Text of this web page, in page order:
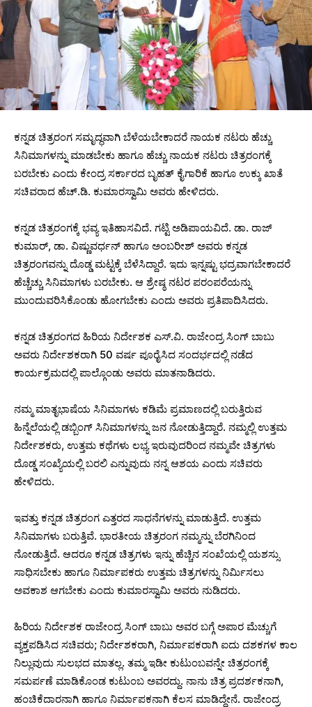
ಕನ್ನಡ ಚಿತ್ರರಂಗ ಸಮೃದ್ಧವಾಗಿ ಬೆಳೆಯಬೇಕಾದರೆ ನಾಯಕ ನಟರು ಹೆಚ್ಚು
ಸಿನಿಮಾಗಳನ್ನು ಮಾಡಬೇಕು ಹಾಗೂ ಹೆಚ್ಚು ನಾಯಕ ನಟರು ಚಿತ್ರರಂಗಕ್ಕೆ
ಬರಬೇಕು ಎಂದು ಕೇಂದ್ರ ಸರ್ಕಾರದ ಬೃಹತ್ ಕೈಗಾರಿಕೆ ಹಾಗೂ ಉಕ್ಕು ಖಾತೆ
ಸಚಿವರಾದ ಹೆಚ್.ಡಿ. ಕುಮಾರಸ್ವಾಮಿ ಅವರು ಹೇಳಿದರು.
ಕನ್ನಡ ಚಿತ್ರರಂಗಕ್ಕೆ ಭವ್ಯ ಇತಿಹಾಸವಿದೆ. ಗಟ್ಟಿ ಅಡಿಪಾಯವಿದೆ. ಡಾ. ರಾಜ್
ಕುಮಾರ್, ಡಾ. ವಿಷ್ಣುವರ್ಧನ್ ಹಾಗೂ ಅಂಬರೀಶ್ ಅವರು ಕನ್ನಡ
ಚಿತ್ರರಂಗವನ್ನು ದೊಡ್ಡ ಮಟ್ಟಕ್ಕೆ ಬೆಳೆಸಿದ್ದಾರೆ. ಇದು ಇನ್ನಷ್ಟು ಭದ್ರವಾಗಬೇಕಾದರೆ
ಹೆಚ್ಚೆಚ್ಚು ಸಿನಿಮಾಗಳು ಬರಬೇಕು. ಆ ಶ್ರೇಷ್ಠ ನಟರ ಪರಂಪರೆಯನ್ನು
ಮುಂದುವರಿಸಿಕೊಂಡು ಹೋಗಬೇಕು ಎಂದು ಅವರು ಪ್ರತಿಪಾದಿಸಿದರು.
ಕನ್ನಡ ಚಿತ್ರರಂಗದ ಹಿರಿಯ ನಿರ್ದೇಶಕ ಎಸ್.ವಿ. ರಾಜೇಂದ್ರ ಸಿಂಗ್ ಬಾಬು
ಅವರು ನಿರ್ದೇಶಕರಾಗಿ 50 ವರ್ಷ ಪೂರೈಸಿದ ಸಂದರ್ಭದಲ್ಲಿ ನಡೆದ
ಕಾರ್ಯಕ್ರಮದಲ್ಲಿ ಪಾಲ್ಗೊಂಡು ಅವರು ಮಾತನಾಡಿದರು.
ನಮ್ಮ ಮಾತೃಭಾಷೆಯ ಸಿನಿಮಾಗಳು ಕಡಿಮೆ ಪ್ರಮಾಣದಲ್ಲಿ ಬರುತ್ತಿರುವ
ಹಿನ್ನೆಲೆಯಲ್ಲಿ ಡಬ್ಬಿಂಗ್ ಸಿನಿಮಾಗಳನ್ನು ಜನ ನೋಡುತ್ತಿದ್ದಾರೆ. ನಮ್ಮಲ್ಲಿ ಉತ್ತಮ
ನಿರ್ದೇಶಕರು, ಉತ್ತಮ ಕಥೆಗಳು ಲಭ್ಯ ಇರುವುದರಿಂದ ನಮ್ಮವೇ ಚಿತ್ರಗಳು
ದೊಡ್ಡ ಸಂಖ್ಯೆಯಲ್ಲಿ ಬರಲಿ ಎನ್ನುವುದು ನನ್ನ ಆಶಯ ಎಂದು ಸಚಿವರು
ಹೇಳಿದರು.
ಇವತ್ತು ಕನ್ನಡ ಚಿತ್ರರಂಗ ಎತ್ತರದ ಸಾಧನೆಗಳನ್ನು ಮಾಡುತ್ತಿದೆ. ಉತ್ತಮ
ಸಿನಿಮಾಗಳು ಬರುತ್ತಿವೆ. ಭಾರತೀಯ ಚಿತ್ರರಂಗ ನಮ್ಮನ್ನು ಬೆರಗಿನಿಂದ
ನೋಡುತ್ತಿದೆ. ಆದರೂ ಕನ್ನಡ ಚಿತ್ರಗಳು ಇನ್ನು ಹೆಚ್ಚಿನ ಸಂಖೆಯಲ್ಲಿ ಯಶಸ್ಸು
ಸಾಧಿಸಬೇಕು ಹಾಗೂ ನಿರ್ಮಾಪಕರು ಉತ್ತಮ ಚಿತ್ರಗಳನ್ನು ನಿರ್ಮಿಸಲು
ಅವಕಾಶ ಆಗಬೇಕು ಎಂದು ಕುಮಾರಸ್ವಾಮಿ ಅವರು ನುಡಿದರು.
ಹಿರಿಯ ನಿರ್ದೇಶಕ ರಾಜೇಂದ್ರ ಸಿಂಗ್ ಬಾಬು ಅವರ ಬಗ್ಗೆ ಅಪಾರ ಮೆಚ್ಚುಗೆ
ವ್ಯಕ್ತಪಡಿಸಿದ ಸಚಿವರು; ನಿರ್ದೇಶಕರಾಗಿ, ನಿರ್ಮಾಪಕರಾಗಿ ಐದು ದಶಕಗಳ ಕಾಲ
ನಿಲ್ಲುವುದು ಸುಲಭದ ಮಾತಲ್ಲ. ತಮ್ಮ ಇಡೀ ಕುಟುಂಬವನ್ನೇ ಚಿತ್ರರಂಗಕ್ಕೆ
ಸಮರ್ಪಣೆ ಮಾಡಿಕೊಂಡ ಕುಟುಂಬ ಅವರದ್ದು. ನಾನು ಚಿತ್ರ ಪ್ರದರ್ಶಕನಾಗಿ,
ಹಂಚಿಕೆದಾರನಾಗಿ ಹಾಗೂ ನಿರ್ಮಾಪಕನಾಗಿ ಕೆಲಸ ಮಾಡಿದ್ದೇನೆ. ರಾಜೇಂದ್ರ